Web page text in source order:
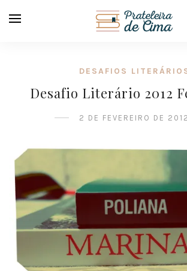
DESAFIOS
Desafio Literário 2012
2 DE FEVEREIRO DE 2012